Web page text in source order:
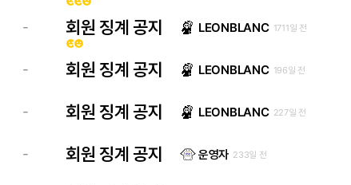
-
emoji_emotionsemoji_emotions
회원 징계 공지 LEONBLANC 1711일 전
- 회원 징계 공지 LEONBLANC 196일 전
- 회원 징계 공지 LEONBLANC 227일 전
- 회원 징계 공지 운영자 233일 전